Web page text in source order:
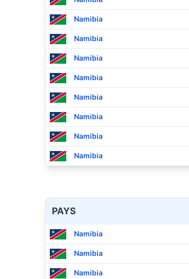
Namibia
Namibia
Namibia
Namibia
Namibia
Namibia
Namibia
Namibia
PAYS
Namibia
Namibia
Namibia